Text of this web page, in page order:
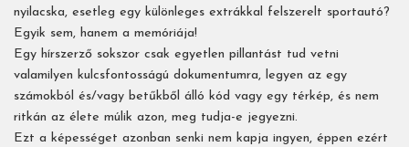
nyilacska, esetleg egy különleges extrákkal felszerelt sportautó?
Egyik sem, hanem a memóriája!
Egy hírszerző sokszor csak egyetlen pillantást tud vetni
valamilyen kulcsfontosságú dokumentumra, legyen az egy
számokból és/vagy betűkből álló kód vagy egy térkép, és nem
ritkán az élete múlik azon, meg tudja-e jegyezni.
Ezt a képességet azonban senki nem kapja ingyen, éppen ezért